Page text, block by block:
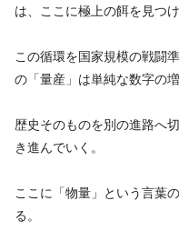
は、ここに極上の餌を見つ
この循環を国家規模の戦闘
の「量産」は単純な数字の
歴史そのものを別の進路へ
き進んでいく。
ここに「物量」という言葉
る。